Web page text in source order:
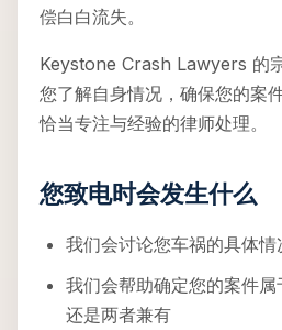
偿白白流失。
Keystone Crash Lawyers 的
您了解自身情况，确保您的案
恰当专注与经验的律师处理。
您致电时会发生什么
我们会讨论您车祸的具体情
我们会帮助确定您的案件属
还是两者兼有